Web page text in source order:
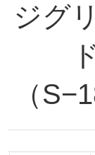
ジグ
（